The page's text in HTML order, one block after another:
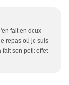
fait en deux
repas où je suis
fait son petit effet